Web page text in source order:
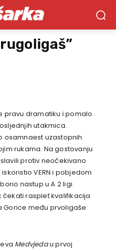
pravu dramatiku i pomalo
utakmica.
osamnaest uzastopnih
rukama. Na gostovanju
protiv neočekivano
VERN i pobjedom
nastup u A 2 ligi
rasplet kvalifikacija
Gorice među prvoligaše
Medvjedau prvoj